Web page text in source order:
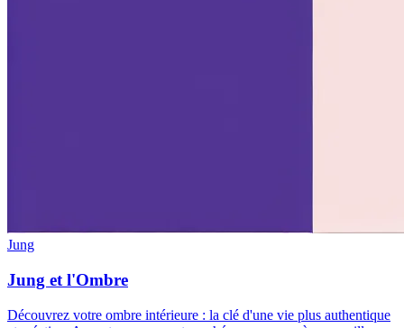
Jung
Jung et l'Ombre
Découvrez votre ombre intérieure : la clé d'une vie plus authentique